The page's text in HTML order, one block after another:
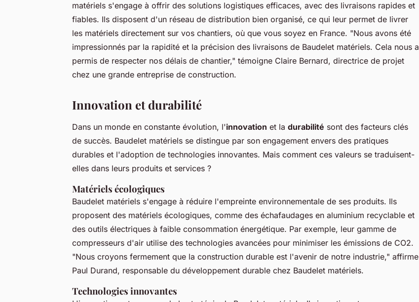
matériels s'engage à offrir des solutions logistiques efficaces, avec des livraisons rapides et
fiables. Ils disposent d'un réseau de distribution bien organisé, ce qui leur permet de livrer
les matériels directement sur vos chantiers, où que vous soyez en France. "Nous avons été
impressionnés par la rapidité et la précision des livraisons de Baudelet matériels. Cela nous a
permis de respecter nos délais de chantier," témoigne Claire Bernard, directrice de projet
chez une grande entreprise de construction.
Innovation et durabilité
Dans un monde en constante évolution, l'innovation et la durabilité sont des facteurs clés
de succès. Baudelet matériels se distingue par son engagement envers des pratiques
durables et l'adoption de technologies innovantes. Mais comment ces valeurs se traduisent-
elles dans leurs produits et services ?
Matériels écologiques
Baudelet matériels s'engage à réduire l'empreinte environnementale de ses produits. Ils
proposent des matériels écologiques, comme des échafaudages en aluminium recyclable et
des outils électriques à faible consommation énergétique. Par exemple, leur gamme de
compresseurs d'air utilise des technologies avancées pour minimiser les émissions de CO2.
"Nous croyons fermement que la construction durable est l'avenir de notre industrie," affirme
Paul Durand, responsable du développement durable chez Baudelet matériels.
Technologies innovantes